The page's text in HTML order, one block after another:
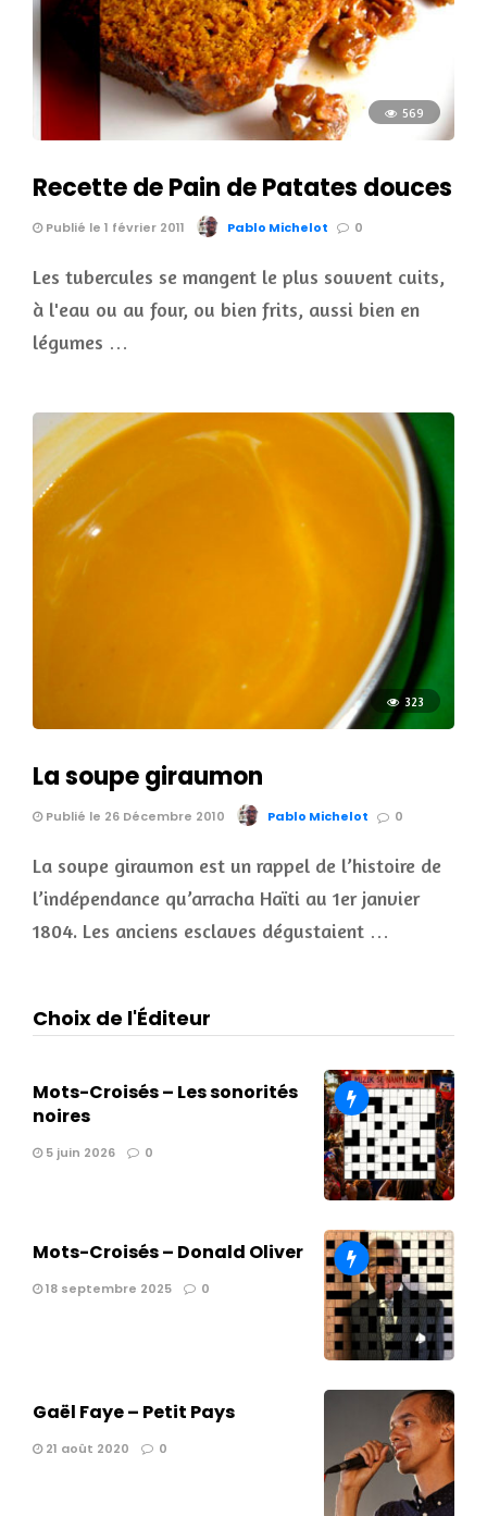
569
Recette de Pain de Patates douces
Publié le 1 février 2011 Pablo Michelot 0
Les tubercules se mangent le plus souvent cuits,
à l'eau ou au four, ou bien frits, aussi bien en
légumes …
323
La soupe giraumon
Publié le 26 Décembre 2010 Pablo Michelot 0
La soupe giraumon est un rappel de l’histoire de
l’indépendance qu’arracha Haïti au 1er janvier
1804. Les anciens esclaves dégustaient …
Choix de l'Éditeur
Mots-Croisés – Les sonorités
noires
5 juin 2026 0
Mots-Croisés – Donald Oliver
18 septembre 2025 0
Gaël Faye – Petit Pays
21 août 2020 0